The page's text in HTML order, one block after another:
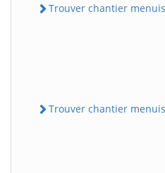
Trouver chantier
Trouver chantier